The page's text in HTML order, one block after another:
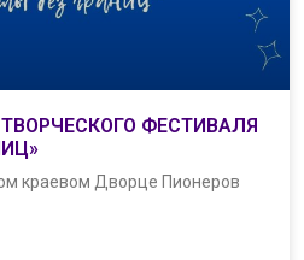
ТВОРЧЕСКОГО ФЕСТИВАЛЯ
краевом Дворце Пионеров